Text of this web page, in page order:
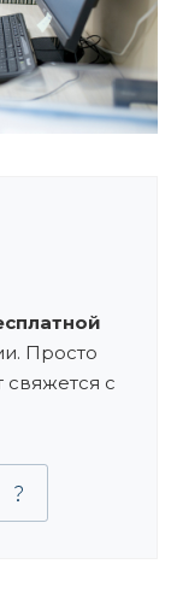
Просто
свяжется с